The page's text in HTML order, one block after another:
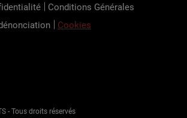
Conditions Générales
Cookies
- Tous droits réservés